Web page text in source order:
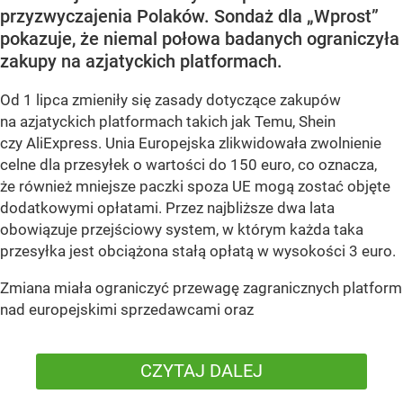
przyzwyczajenia Polaków. Sondaż dla „Wprost”
pokazuje, że niemal połowa badanych ograniczyła
zakupy na azjatyckich platformach.
Od 1 lipca zmieniły się zasady dotyczące zakupów
na azjatyckich platformach takich jak Temu, Shein
czy AliExpress. Unia Europejska zlikwidowała zwolnienie
celne dla przesyłek o wartości do 150 euro, co oznacza,
że również mniejsze paczki spoza UE mogą zostać objęte
dodatkowymi opłatami. Przez najbliższe dwa lata
obowiązuje przejściowy system, w którym każda taka
przesyłka jest obciążona stałą opłatą w wysokości 3 euro.
Zmiana miała ograniczyć przewagę zagranicznych platform
nad europejskimi sprzedawcami oraz
CZYTAJ DALEJ